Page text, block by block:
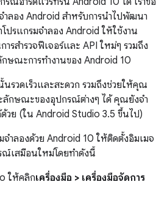
ลอง Android สำหรับการนำไปพัฒนา
ปรแกรมจำลอง Android ให้ใช้งาน
รสำรวจฟีเจอร์และ API ใหม่ๆ รวมถึง
ษณะการทํางานของ Android 10
นรวดเร็วและสะดวก รวมถึงช่วยให้คุณ
ลักษณะของอุปกรณ์ต่างๆ ได้ คุณยังจํา
ย (ใน Android Studio 3.5 ขึ้นไป)
จำลองด้วย Android 10 ให้ติดตั้งอิมเมจ
ณ์เสมือนใหม่โดยทำดังนี้
ให้คลิกเครื่องมือ > เครื่องมือจัดการ